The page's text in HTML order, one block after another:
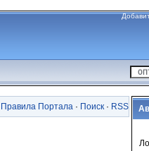
Правила Портала · Поиск · RSS